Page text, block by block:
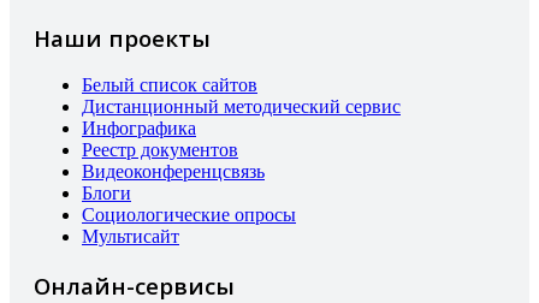
Наши проекты
Белый список сайтов
Дистанционный методический сервис
Инфографика
Реестр документов
Видеоконференцсвязь
Блоги
Социологические опросы
Мультисайт
Онлайн-сервисы